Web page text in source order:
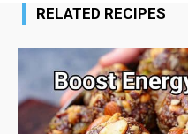
RELATED RECIPES